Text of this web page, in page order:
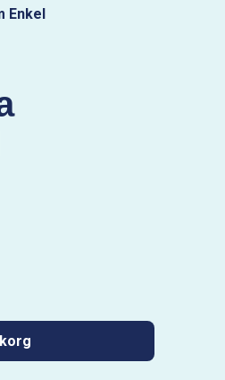
Enkel